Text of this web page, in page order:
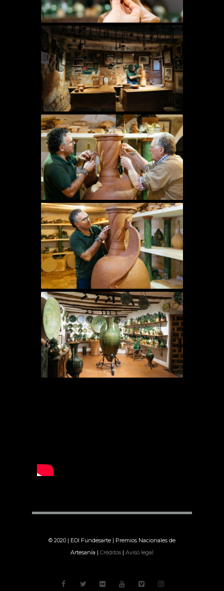
© 2020 | EOI Fundesarte | Premios Nacionales de
Artesanía | Créditos | Aviso legal